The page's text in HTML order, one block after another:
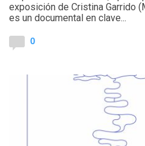
exposición de Cristina Garrido
es un documental en clave...
0